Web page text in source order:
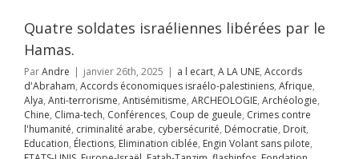
Humour
à la haine Inde
Juives
Artificielle Iran
JUDAISME
Justice
Kurdistan
Adom Maroc
Quatre soldates israéliennes libérées par le
Hamas.
ParAndre | janvier 26th, 2025 | a l ecart, A LA UNE, Accords
d'Abraham, Accords économiques israélo-palestiniens, Afrique,
Alya, Anti-terrorisme, Antisémitisme, ARCHEOLOGIE, Archéologie,
Chine, Clima-tech, Conférences, Coup de gueule, Crimes contre
l'humanité, criminalité arabe, cybersécurité, Démocratie, Droit,
Education, Élections, Elimination ciblée, Engin Volant sans pilote,